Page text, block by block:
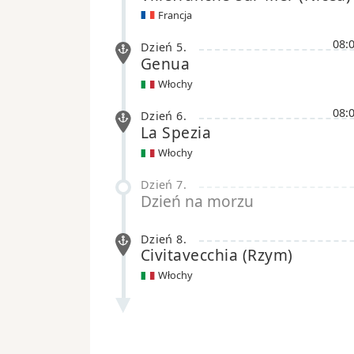
Francja
Dzień 5.
Genua
Włochy
Dzień 6.
La Spezia
Włochy
Dzień 7.
Dzień na morzu
Dzień 8.
Civitavecchia (Rzym)
Włochy